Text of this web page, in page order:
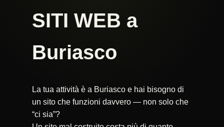
SITI WEB a
Buriasco
La tua attività è a Buriasco e hai bisogno di
un sito che funzioni davvero — non solo che
“ci sia”?